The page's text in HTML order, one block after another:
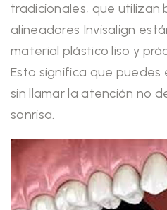
tradicionales, que utilizan
alineadores Invisalign
material plástico liso y
Esto significa que
sin llamar la atención no
sonrisa.